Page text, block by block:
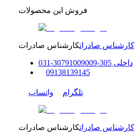
فروش این محصولات
کارشناس صادراتکارشناس صادرات
داخلی305-307
91009009
-
031
09138139145
تلگرام واتساپ
کارشناس صادراتکارشناس صادرات